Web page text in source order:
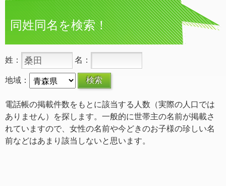
同姓同名を検索！
姓： 名：
地域：
電話帳の掲載件数をもとに該当する人数（実際の人口では
ありません）を探します。一般的に世帯主の名前が掲載さ
れていますので、女性の名前や今どきのお子様の珍しい名
前などはあまり該当しないと思います。